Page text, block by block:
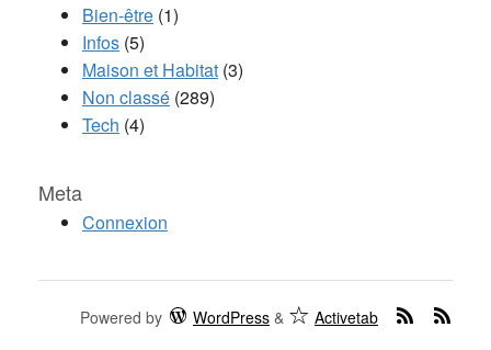
Bien-être (1)
Infos (5)
Maison et Habitat (3)
Non classé (289)
Tech (4)
Meta
Connexion
Powered by WordPress & Activetab